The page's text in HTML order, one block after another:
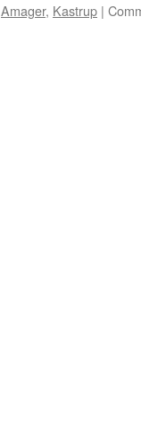
Amager, Kastrup |